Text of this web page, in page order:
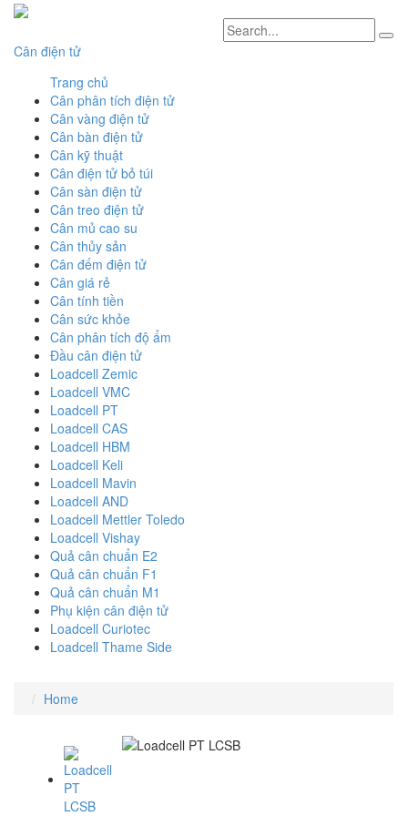
Cân điện tử
Trang chủ
Cân phân tích điện tử
Cân vàng điện tử
Cân bàn điện tử
Cân kỹ thuật
Cân điện tử bỏ túi
Cân sàn điện tử
Cân treo điện tử
Cân mủ cao su
Cân thủy sản
Cân đếm điện tử
Cân giá rẻ
Cân tính tiền
Cân sức khỏe
Cân phân tích độ ẩm
Đầu cân điện tử
Loadcell Zemic
Loadcell VMC
Loadcell PT
Loadcell CAS
Loadcell HBM
Loadcell Keli
Loadcell Mavin
Loadcell AND
Loadcell Mettler Toledo
Loadcell Vishay
Quả cân chuẩn E2
Quả cân chuẩn F1
Quả cân chuẩn M1
Phụ kiện cân điện tử
Loadcell Curiotec
Loadcell Thame Side
Home